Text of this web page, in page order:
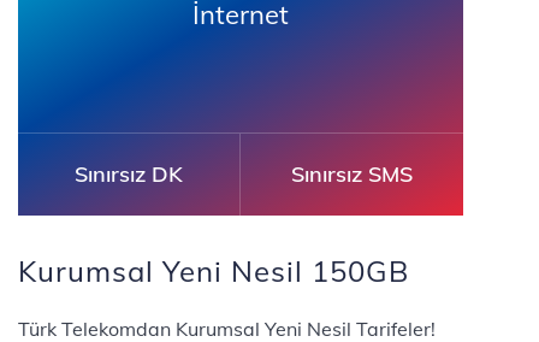
İnternet
Sınırsız DK Sınırsız SMS
Kurumsal Yeni Nesil 150GB
Türk Telekomdan Kurumsal Yeni Nesil Tarifeler!